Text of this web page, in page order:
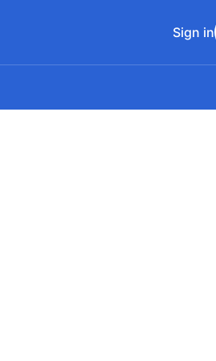
Sign in